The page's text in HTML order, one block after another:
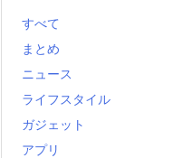
すべて
まとめ
ニュース
ライフスタイル
ガジェット
アプリ